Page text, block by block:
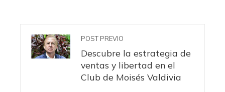
POST PREVIO
Descubre la estrategia de
ventas y libertad en el
Club de Moisés Valdivia